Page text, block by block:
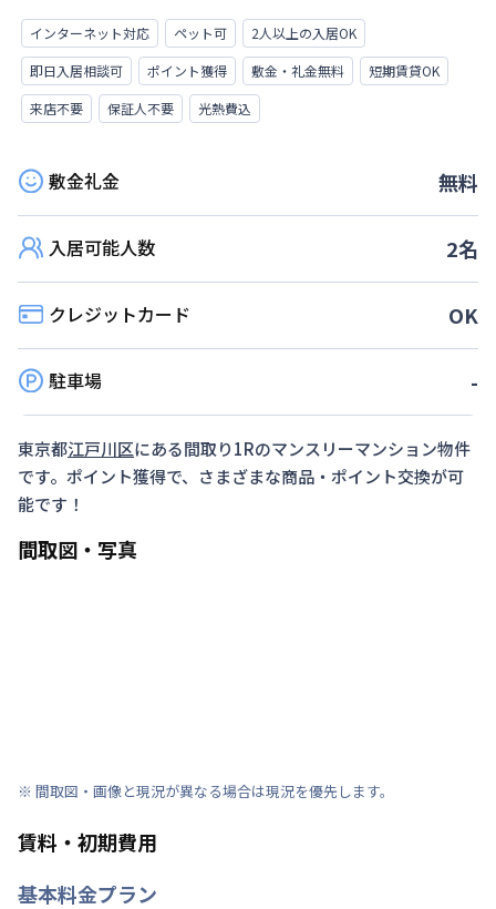
インターネット対応 ペット可
2人以上の入居OK
即日入居相談可
ポイント獲得 敷金・礼金無料
短期賃貸OK
来店不要
保証人不要 光熱費込
敷金礼金 無料
入居可能人数 2名
クレジットカード OK
駐車場 -
東京都江戸川区にある間取り1Rのマンスリーマンション物件
です。ポイント獲得で、さまざまな商品・ポイント交換が可
能です！
間取図・写真
※ 間取図・画像と現況が異なる場合は現況を優先します。
賃料・初期費用
基本料金プラン